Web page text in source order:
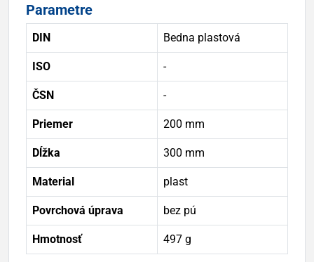
Parametre
DIN Bedna plastová
ISO -
ČSN -
Priemer 200 mm
Dĺžka 300 mm
Material plast
Povrchová úprava bez pú
Hmotnosť 497 g